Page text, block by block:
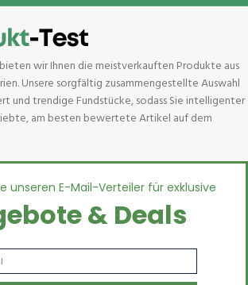
wir Ihnen die meistverkauften Produkte aus
Unsere sorgfältig zusammengestellte Auswahl
und trendige Fundstücke, sodass Sie intelligenter
am besten bewertete Artikel auf dem
unseren E-Mail-Verteiler für exklusive
& Deals